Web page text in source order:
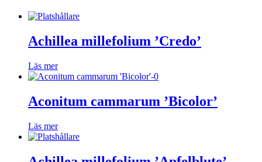
Achillea millefolium ’Credo’
Läs mer
Aconitum cammarum ’Bicolor’
Läs mer